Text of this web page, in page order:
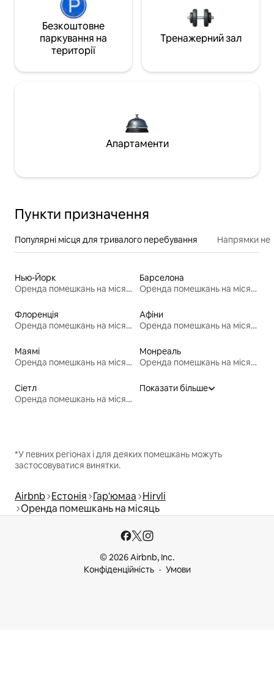
Безкоштовне
паркування на
території
Тренажерний зал
Апартаменти
Пункти призначення
Популярні місця для тривалого перебування Напрямки
Нью-Йорк
Оренда помешкань на місяць
Барселона
Оренда помешкань на місяць
Флоренція
Оренда помешкань на місяць
Афіни
Оренда помешкань на місяць
Маямі
Оренда помешкань на місяць
Монреаль
Оренда помешкань на місяць
Сіетл
Оренда помешкань на місяць
Показати більше
*У певних регіонах і для деяких помешкань можуть
застосовуватися винятки.
Airbnb Естонія Гар'юмаа Hirvli
Оренда помешкань на місяць
© 2026 Airbnb, Inc.
Конфіденційність
Умови